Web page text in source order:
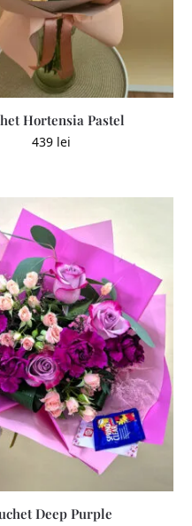
Hortensia Pastel
439 lei
Deep Purple